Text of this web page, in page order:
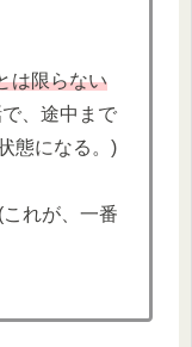
は限らない
、途中まで
態になる。)
(これが、一番